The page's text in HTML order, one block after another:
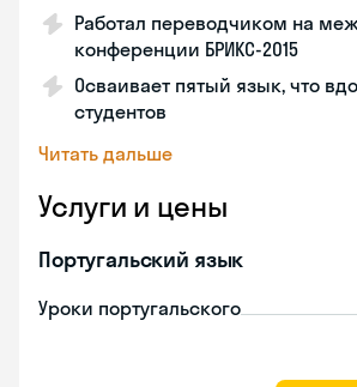
Работал переводчиком на
конференции БРИКС-2015
Осваивает пятый язык, что
студентов
Читать дальше
Услуги и цены
Португальский язык
Уроки португальского